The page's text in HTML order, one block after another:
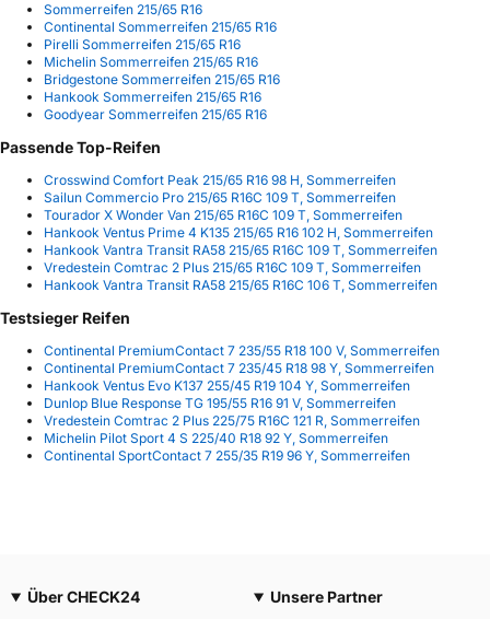
Sommerreifen 215/65 R16
Continental Sommerreifen 215/65 R16
Pirelli Sommerreifen 215/65 R16
Michelin Sommerreifen 215/65 R16
Bridgestone Sommerreifen 215/65 R16
Hankook Sommerreifen 215/65 R16
Goodyear Sommerreifen 215/65 R16
Passende Top-Reifen
Crosswind Comfort Peak 215/65 R16 98 H, Sommerreifen
Sailun Commercio Pro 215/65 R16C 109 T, Sommerreifen
Tourador X Wonder Van 215/65 R16C 109 T, Sommerreifen
Hankook Ventus Prime 4 K135 215/65 R16 102 H, Sommerreifen
Hankook Vantra Transit RA58 215/65 R16C 109 T, Sommerreifen
Vredestein Comtrac 2 Plus 215/65 R16C 109 T, Sommerreifen
Hankook Vantra Transit RA58 215/65 R16C 106 T, Sommerreifen
Testsieger Reifen
Continental PremiumContact 7 235/55 R18 100 V, Sommerreifen
Continental PremiumContact 7 235/45 R18 98 Y, Sommerreifen
Hankook Ventus Evo K137 255/45 R19 104 Y, Sommerreifen
Dunlop Blue Response TG 195/55 R16 91 V, Sommerreifen
Vredestein Comtrac 2 Plus 225/75 R16C 121 R, Sommerreifen
Michelin Pilot Sport 4 S 225/40 R18 92 Y, Sommerreifen
Continental SportContact 7 255/35 R19 96 Y, Sommerreifen
Über CHECK24
Unsere Partner